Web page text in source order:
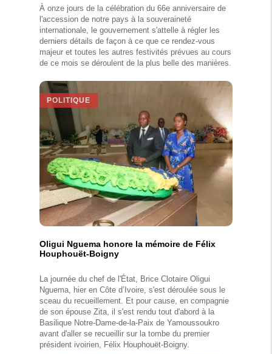
À onze jours de la célébration du 66e anniversaire de
l'accession de notre pays à la souveraineté
internationale, le gouvernement s'attelle à régler les
derniers détails de façon à ce que ce rendez-vous
majeur et toutes les autres festivités prévues au cours
de ce mois se déroulent de la plus belle des manières.
POLITIQUE
Oligui Nguema honore la mémoire de Félix
Houphouët-Boigny
La journée du chef de l'État, Brice Clotaire Oligui
Nguema, hier en Côte d’Ivoire, s'est déroulée sous le
sceau du recueillement. Et pour cause, en compagnie
de son épouse Zita, il s'est rendu tout d'abord à la
Basilique Notre-Dame-de-la-Paix de Yamoussoukro
avant d'aller se recueillir sur la tombe du premier
président ivoirien, Félix Houphouët-Boigny.